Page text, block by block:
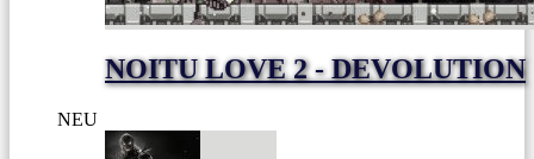
NOITU LOVE 2 - DEVOLUTION
NEU